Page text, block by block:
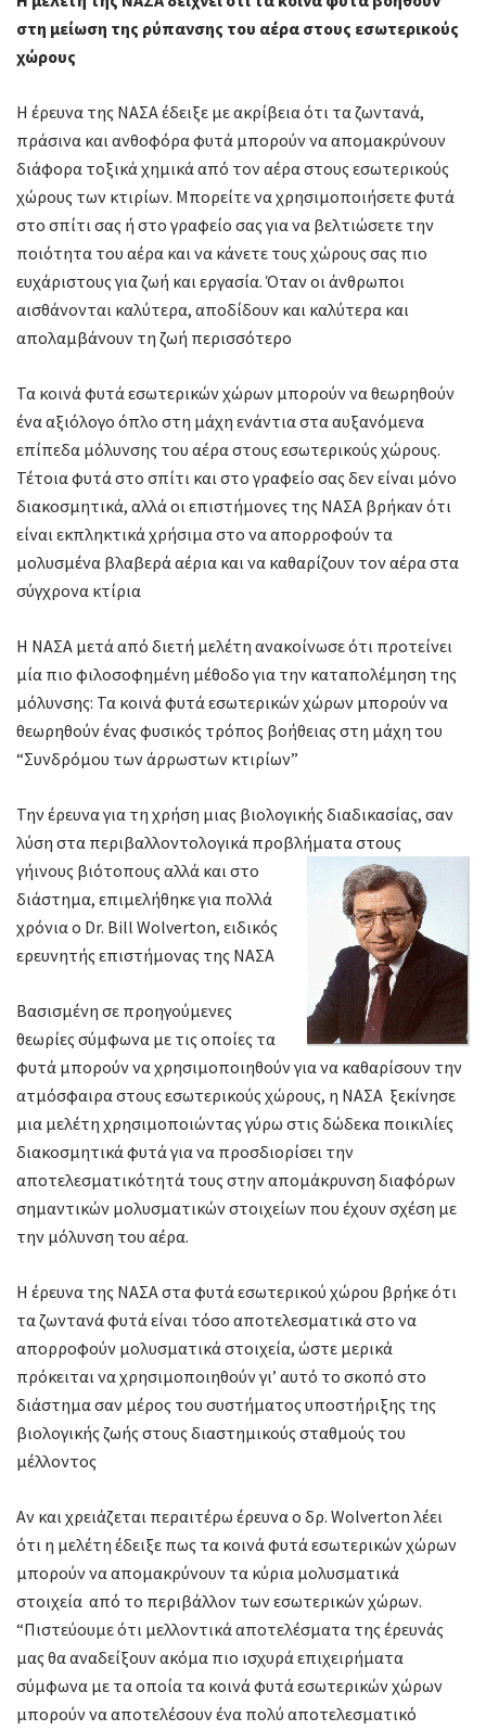
στη μείωση της ρύπανσης του αέρα στους εσωτερικούς
χώρους
Η έρευνα της ΝΑΣΑ έδειξε με ακρίβεια ότι τα ζωντανά,
πράσινα και ανθοφόρα φυτά μπορούν να απομακρύνουν
διάφορα τοξικά χημικά από τον αέρα στους εσωτερικούς
χώρους των κτιρίων. Μπορείτε να χρησιμοποιήσετε φυτά
στο σπίτι σας ή στο γραφείο σας για να βελτιώσετε την
ποιότητα του αέρα και να κάνετε τους χώρους σας πιο
ευχάριστους για ζωή και εργασία. Όταν οι άνθρωποι
αισθάνονται καλύτερα, αποδίδουν και καλύτερα και
απολαμβάνουν τη ζωή περισσότερο
Τα κοινά φυτά εσωτερικών χώρων μπορούν να θεωρηθούν
ένα αξιόλογο όπλο στη μάχη ενάντια στα αυξανόμενα
επίπεδα μόλυνσης του αέρα στους εσωτερικούς χώρους.
Τέτοια φυτά στο σπίτι και στο γραφείο σας δεν είναι μόνο
διακοσμητικά, αλλά οι επιστήμονες της ΝΑΣΑ βρήκαν ότι
είναι εκπληκτικά χρήσιμα στο να απορροφούν τα
μολυσμένα βλαβερά αέρια και να καθαρίζουν τον αέρα στα
σύγχρονα κτίρια
Η ΝΑΣΑ μετά από διετή μελέτη ανακοίνωσε ότι προτείνει
μία πιο φιλοσοφημένη μέθοδο για την καταπολέμηση της
μόλυνσης: Τα κοινά φυτά εσωτερικών χώρων μπορούν να
θεωρηθούν ένας φυσικός τρόπος βοήθειας στη μάχη του
“Συνδρόμου των άρρωστων κτιρίων”
Την έρευνα για τη χρήση μιας βιολογικής διαδικασίας, σαν
λύση στα περιβαλλοντολογικά προβλήματα στους
γήινους βιότοπους αλλά και στο
διάστημα, επιμελήθηκε για πολλά
χρόνια ο Dr. Bill Wolverton, ειδικός
ερευνητής επιστήμονας της ΝΑΣΑ
Βασισμένη σε προηγούμενες
θεωρίες σύμφωνα με τις οποίες τα
φυτά μπορούν να χρησιμοποιηθούν για να καθαρίσουν την
ατμόσφαιρα στους εσωτερικούς χώρους, η ΝΑΣΑ ξεκίνησε
μια μελέτη χρησιμοποιώντας γύρω στις δώδεκα ποικιλίες
διακοσμητικά φυτά για να προσδιορίσει την
αποτελεσματικότητά τους στην απομάκρυνση διαφόρων
σημαντικών μολυσματικών στοιχείων που έχουν σχέση με
την μόλυνση του αέρα.
Η έρευνα της ΝΑΣΑ στα φυτά εσωτερικού χώρου βρήκε ότι
τα ζωντανά φυτά είναι τόσο αποτελεσματικά στο να
απορροφούν μολυσματικά στοιχεία, ώστε μερικά
πρόκειται να χρησιμοποιηθούν γι’ αυτό το σκοπό στο
διάστημα σαν μέρος του συστήματος υποστήριξης της
βιολογικής ζωής στους διαστημικούς σταθμούς του
μέλλοντος
Αν και χρειάζεται περαιτέρω έρευνα ο δρ. Wolverton λέει
ότι η μελέτη έδειξε πως τα κοινά φυτά εσωτερικών χώρων
μπορούν να απομακρύνουν τα κύρια μολυσματικά
στοιχεία από το περιβάλλον των εσωτερικών χώρων.
“Πιστεύουμε ότι μελλοντικά αποτελέσματα της έρευνάς
μας θα αναδείξουν ακόμα πιο ισχυρά επιχειρήματα
σύμφωνα με τα οποία τα κοινά φυτά εσωτερικών χώρων
μπορούν να αποτελέσουν ένα πολύ αποτελεσματικό